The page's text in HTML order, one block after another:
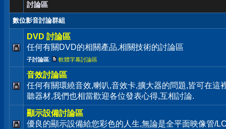
討論區
數位影音討論群組
DVD 討論區
任何有關DVD的相關產品,相關技術的討論區
子討論區: 軟體字幕討論區
音效討論區
任何有關環繞音效,喇叭,音效卡,擴大器的問題,皆可在這
聽器材,我們也相當歡迎各位發表心得,互相討論.
顯示設備討論區
優良的顯示設備給您彩色的人生,無論是全平面映像管/